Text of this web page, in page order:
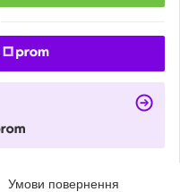
Умови повернення